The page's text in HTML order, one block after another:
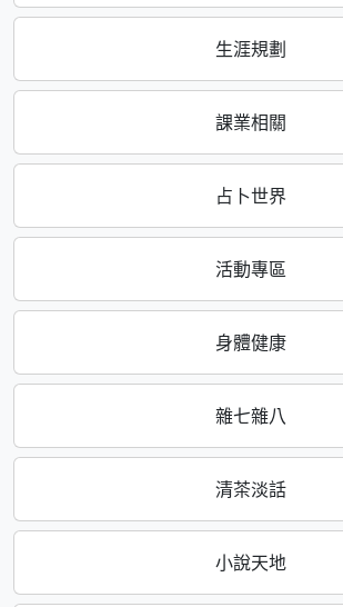
生涯規劃
課業相關
占卜世界
活動專區
身體健康
雜七雜八
清茶淡話
小說天地